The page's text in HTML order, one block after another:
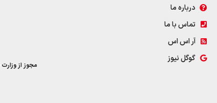
درباره ما
تماس با ما
آر اس اس
گوگل نیوز
مجوز از